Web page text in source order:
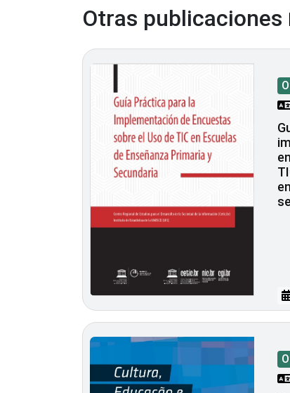
Otras publicaciones